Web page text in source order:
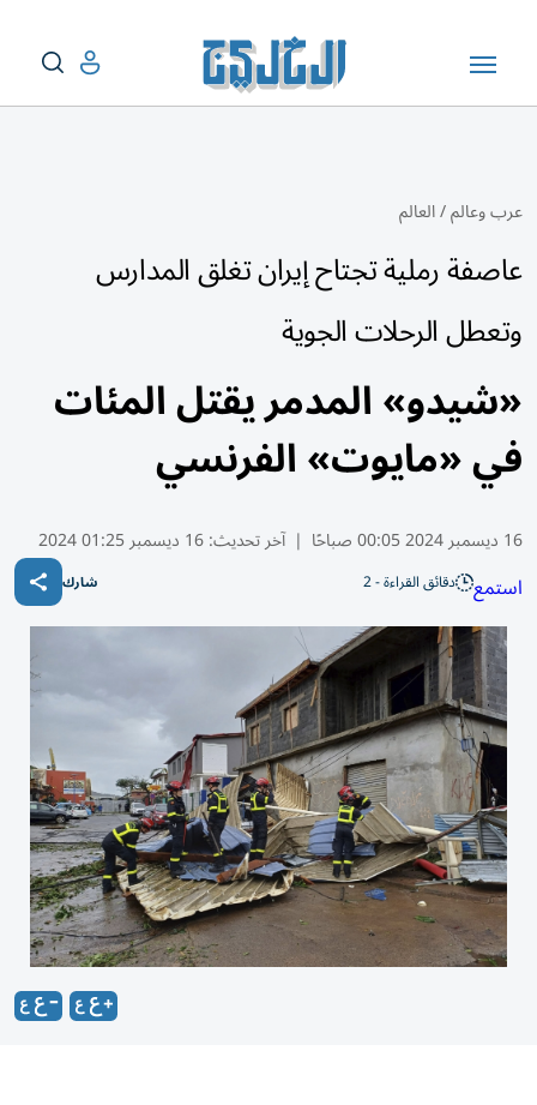
عرب وعالم/العالم
عاصفة رملية تجتاح إيران تغلق المدارس
وتعطل الرحلات الجوية
«شيدو» المدمر يقتل المئات
في «مايوت» الفرنسي
16 ديسمبر 2024 00:05 صباحًا | آخر تحديث:16 ديسمبر 01:25 2024
استمع دقائق القراءة - 2 شارك